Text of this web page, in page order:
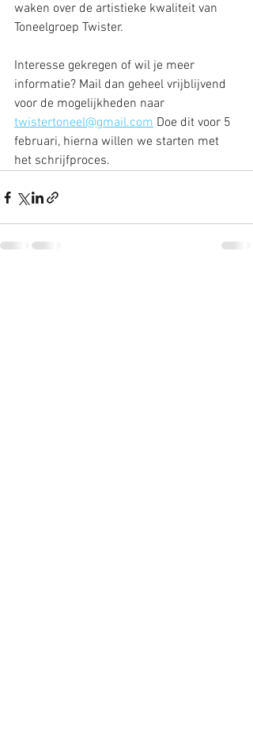
waken over de artistieke kwaliteit van
Toneelgroep Twister.
Interesse gekregen of wil je meer
informatie? Mail dan geheel vrijblijvend
voor de mogelijkheden naar
twistertoneel@gmail.com Doe dit voor 5
februari, hierna willen we starten met
het schrijfproces.